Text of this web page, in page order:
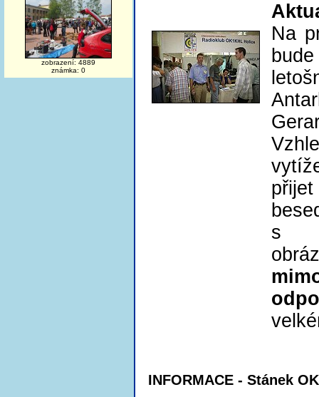
zobrazení: 4889
známka: 0
Na
s
INFORMACE - Stánek